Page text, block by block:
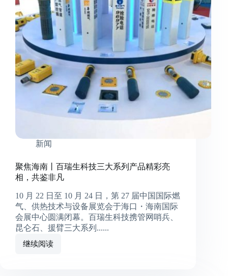
新闻
聚焦海南丨百瑞生科技三大系列产品精彩亮
相，共鉴非凡
10 月 22 日至 10 月 24 日，第 27 届中国国际燃
气、供热技术与设备展览会于海口・海南国际
会展中心圆满闭幕。百瑞生科技携管网哨兵、
昆仑石、援臂三大系列......
继续阅读